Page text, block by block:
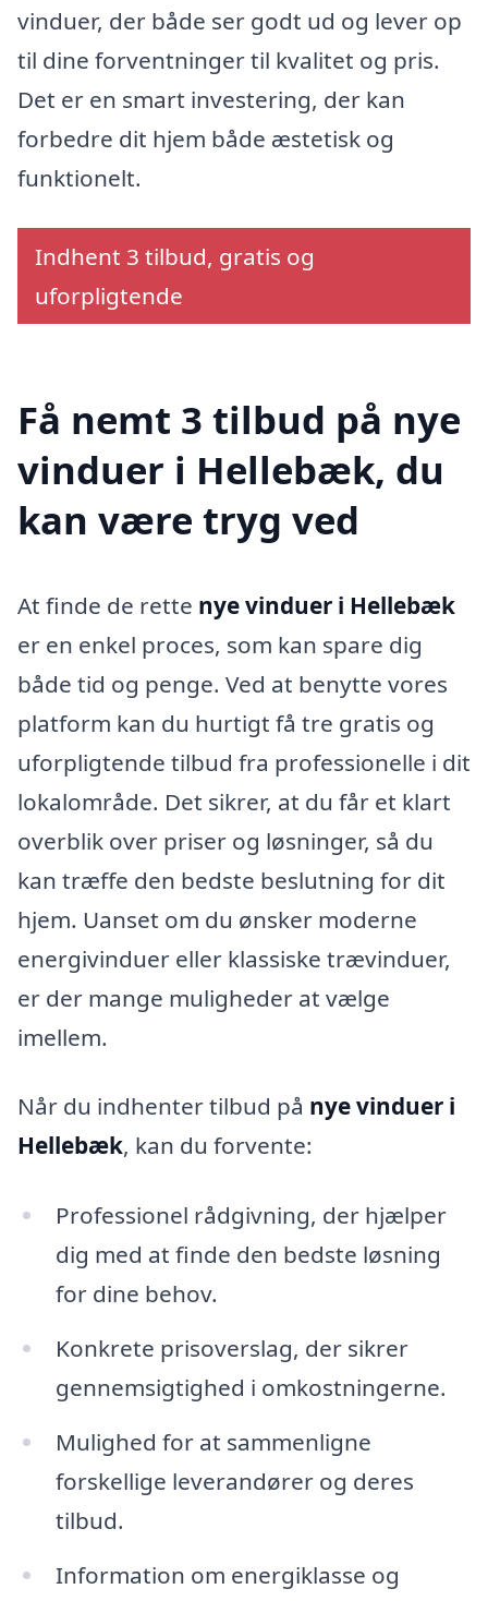
vinduer, der både ser godt ud og lever op
til dine forventninger til kvalitet og pris.
Det er en smart investering, der kan
forbedre dit hjem både æstetisk og
funktionelt.
Indhent 3 tilbud, gratis og
uforpligtende
Få nemt 3 tilbud på nye
vinduer i Hellebæk, du
kan være tryg ved
At finde de rette nye vinduer i Hellebæk
er en enkel proces, som kan spare dig
både tid og penge. Ved at benytte vores
platform kan du hurtigt få tre gratis og
uforpligtende tilbud fra professionelle i dit
lokalområde. Det sikrer, at du får et klart
overblik over priser og løsninger, så du
kan træffe den bedste beslutning for dit
hjem. Uanset om du ønsker moderne
energivinduer eller klassiske trævinduer,
er der mange muligheder at vælge
imellem.
Når du indhenter tilbud på nye vinduer i
Hellebæk, kan du forvente:
Professionel rådgivning, der hjælper
dig med at finde den bedste løsning
for dine behov.
Konkrete prisoverslag, der sikrer
gennemsigtighed i omkostningerne.
Mulighed for at sammenligne
forskellige leverandører og deres
tilbud.
Information om energiklasse og